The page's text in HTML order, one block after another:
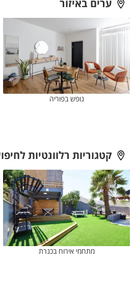
ערים באיזור
נופש בפוריה
קטגוריות רלוונטיות
מתחמי אירוח בכנרת